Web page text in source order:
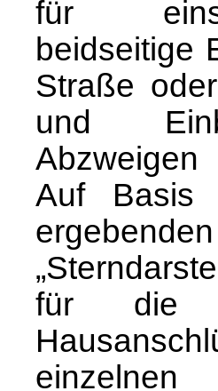
für
beidseitige
Straße
und
Auf Basis
für die